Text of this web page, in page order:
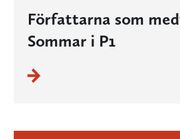
Författarna som
Sommar i P1